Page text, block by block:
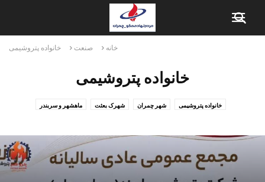
خانه صنعت خانواده پتروشیمی
خانواده پتروشیمی
خانواده پتروشیمی شهر چمران شهرک بعثت ماهشهر و سربندر